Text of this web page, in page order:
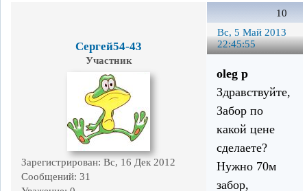
10
Вс, 5 Май 2013
22:45:55
Сергей54-43
Участник
Зарегистрирован: Вс, 16 Дек 2012
Сообщений: 31
oleg p
Здравствуйте,
Забор по
какой цене
сделаете?
Нужно 70м
забор,